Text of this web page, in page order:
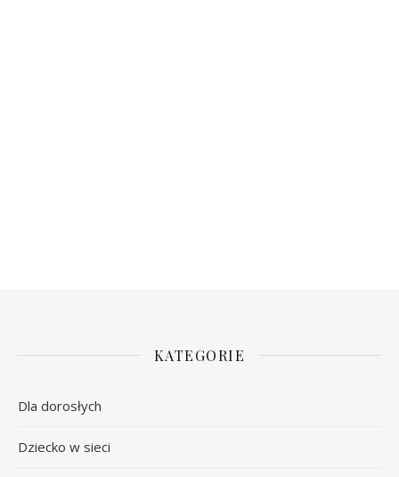
KATEGORIE
Dla dorosłych
Dziecko w sieci